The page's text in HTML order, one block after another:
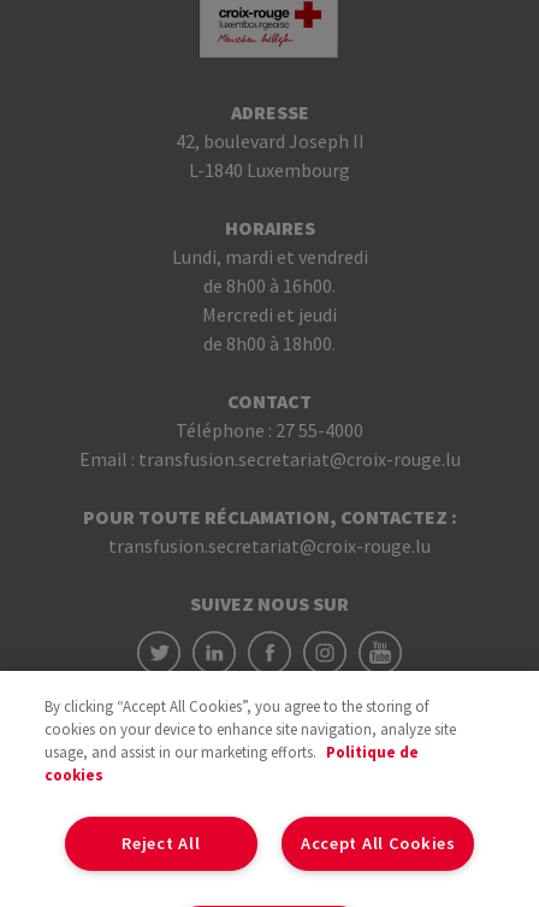
ADRESSE
42, boulevard Joseph II
L-1840 Luxembourg
HORAIRES
Lundi, mardi et vendredi
de 8h00 à 16h00.
Mercredi et jeudi
de 8h00 à 18h00.
CONTACT
Téléphone : 27 55-4000
Email : transfusion.secretariat@croix-rouge.lu
POUR TOUTE RÉCLAMATION, CONTACTEZ :
transfusion.secretariat@croix-rouge.lu
SUIVEZ NOUS SUR
By clicking “Accept All Cookies”, you agree to the storing of
cookies on your device to enhance site navigation, analyze site
usage, and assist in our marketing efforts. Politique de
cookies
Accept All Cookies
Reject All